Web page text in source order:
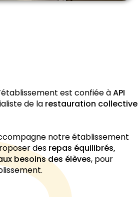
est confiée àAPI
de la restauration collective
notre établissement
des repas équilibrés,
besoins des élèves, pour